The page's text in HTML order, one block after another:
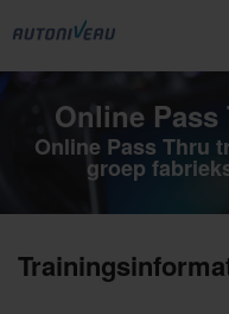
Online Pass
Online Pass Thru
groep